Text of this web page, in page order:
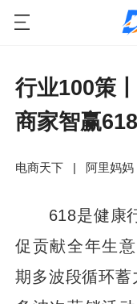
行业100策
商家智赢618
电商天下 | 阿里妈妈
618是健康行
促贡献全年生
期多波段循环